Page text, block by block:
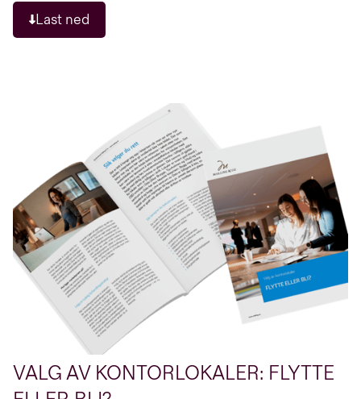
Last ned
VALG AV KONTORLOKALER: FLYTTE